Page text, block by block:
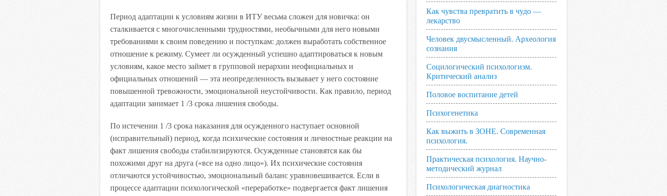
Период адаптации к условиям жизни в ИТУ весьма сложен для новичка: он
сталкивается с многочисленными трудностями, необычными для него новыми
требованиями к своим поведению и поступкам: должен выработать собственное
отношение к режиму. Сумеет ли осужденный успешно адаптироваться к новым
условиям, какое место займет в групповой иерархии неофициальных и
официальных отношений — эта неопределенность вызывает у него состояние
повышенной тревожности, эмоциональной неустойчивости. Как правило, период
адаптации занимает 1 /3 срока лишения свободы.
По истечении 1 /3 срока наказания для осужденного наступает основной
(исправительный) период, когда психические состояния и личностные реакции на
факт лишения свободы стабилизируются. Осужденные становятся как бы
похожими друг на друга («все на одно лицо»). Их психические состояния
отличаются устойчивостью, эмоциональный баланс уравновешивается. Если в
процессе адаптации психологической «переработке» подвергается факт лишения
Как чувства превратить в чудо —
лекарство
Человек двусмысленный. Археология
сознания
Социлогический психологизм.
Критический анализ
Половое воспитание детей
Психогенетика
Как выжить в ЗОНЕ. Современная
психология.
Практическая психология. Научно-
методический журнал
Психологическая диагностика